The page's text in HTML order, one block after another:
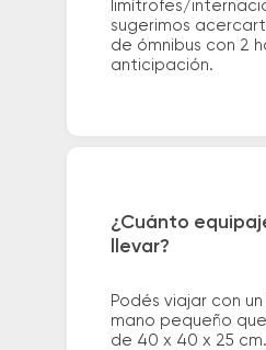
limítrofes/
sugerimos
de ómnibus con 2
anticipación.
¿Cuánto
llevar?
Podés viajar con
mano pequeño
de 40 x 40 x 25